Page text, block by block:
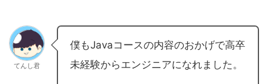
てんし君
僕もJavaコースの内容のおかげで高卒
未経験からエンジニアになれました。